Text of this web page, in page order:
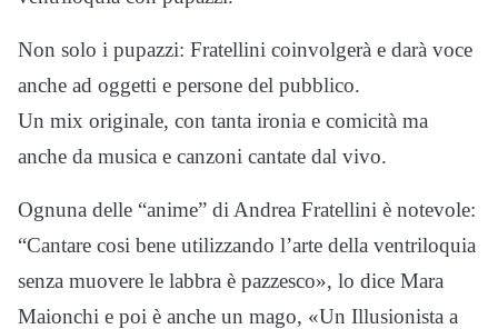
Non solo i pupazzi: Fratellini coinvolgerà e darà voce
anche ad oggetti e persone del pubblico.
Un mix originale, con tanta ironia e comicità ma
anche da musica e canzoni cantate dal vivo.
Ognuna delle “anime” di Andrea Fratellini è notevole:
“Cantare cosi bene utilizzando l’arte della ventriloquia
senza muovere le labbra è pazzesco», lo dice Mara
Maionchi e poi è anche un mago, «Un Illusionista a